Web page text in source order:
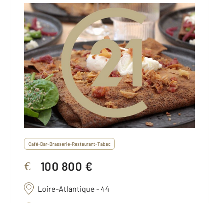
Café-Bar-Brasserie-Restaurant-Tabac
€ 100 800 €
Loire-Atlantique - 44